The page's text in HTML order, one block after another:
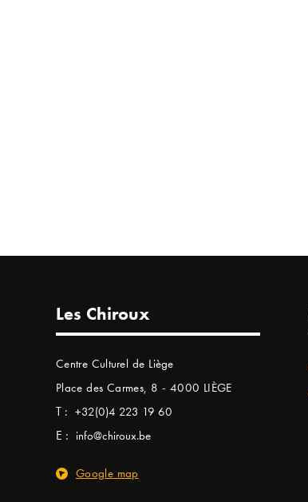
Les Chiroux
Centre Culturel de Liège
Place des Carmes, 8 - 4000 LIÈGE
T : +32(0)4 223 19 60
E : info@chiroux.be
Google map